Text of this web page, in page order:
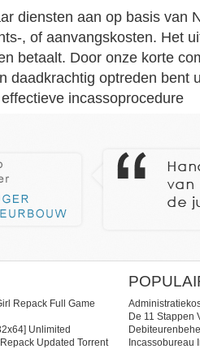
diensten aan op basis van
, of aanvangskosten. Het
betaalt. Door onze korte
daadkrachtig optreden bent
incassoprocedure
Repack Full Game
Unlimited
Updated Torrent
De 11 Stappen
Incassobureau